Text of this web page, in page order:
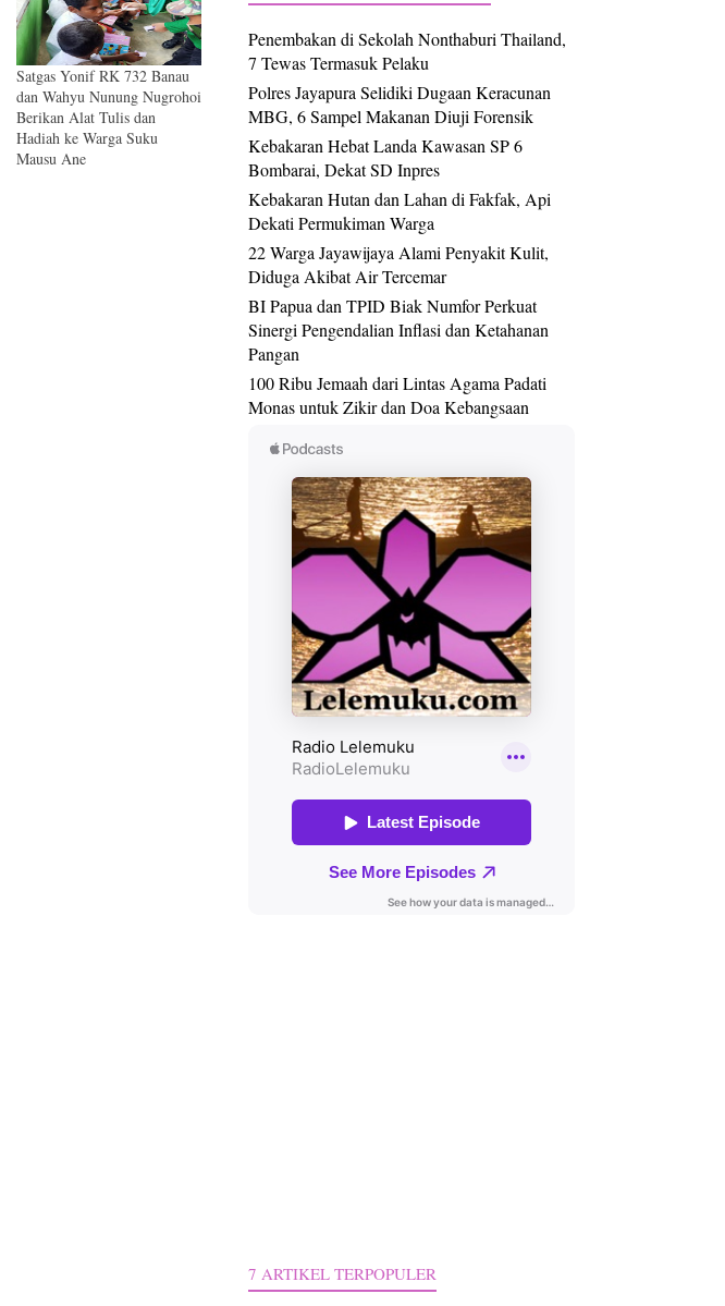
Satgas Yonif RK 732 Banau
dan Wahyu Nunung Nugrohoi
Berikan Alat Tulis dan
Hadiah ke Warga Suku
Mausu Ane
Penembakan di Sekolah Nonthaburi Thailand,
7 Tewas Termasuk Pelaku
Polres Jayapura Selidiki Dugaan Keracunan
MBG, 6 Sampel Makanan Diuji Forensik
Kebakaran Hebat Landa Kawasan SP 6
Bombarai, Dekat SD Inpres
Kebakaran Hutan dan Lahan di Fakfak, Api
Dekati Permukiman Warga
22 Warga Jayawijaya Alami Penyakit Kulit,
Diduga Akibat Air Tercemar
BI Papua dan TPID Biak Numfor Perkuat
Sinergi Pengendalian Inflasi dan Ketahanan
Pangan
100 Ribu Jemaah dari Lintas Agama Padati
Monas untuk Zikir dan Doa Kebangsaan
7 ARTIKEL TERPOPULER